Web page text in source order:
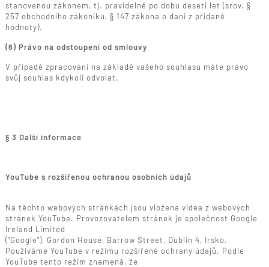
stanovenou zákonem, tj. pravidelně po dobu deseti let (srov. §
257 obchodního zákoníku, § 147 zákona o dani z přidané
hodnoty).
(6) Právo na odstoupení od smlouvy
V případě zpracování na základě vašeho souhlasu máte právo
svůj souhlas kdykoli odvolat.
§ 3 Další informace
YouTube s rozšířenou ochranou osobních údajů
Na těchto webových stránkách jsou vložena videa z webových
stránek YouTube. Provozovatelem stránek je společnost Google
Ireland Limited
("Google"), Gordon House, Barrow Street, Dublin 4, Irsko.
Používáme YouTube v režimu rozšířené ochrany údajů. Podle
YouTube tento režim znamená, že